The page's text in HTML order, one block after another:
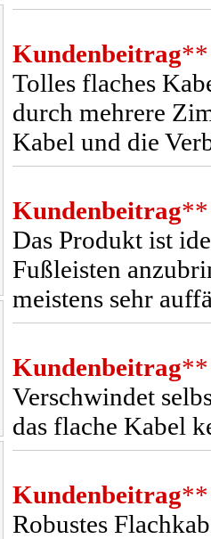
Kundenbeitrag**
Tolles flaches
durch mehrere
Kabel und die
Kundenbeitrag**
Das Produkt ist
Fußleisten
meistens sehr
Kundenbeitrag**
Verschwindet
das flache Kabel
Kundenbeitrag**
Robustes